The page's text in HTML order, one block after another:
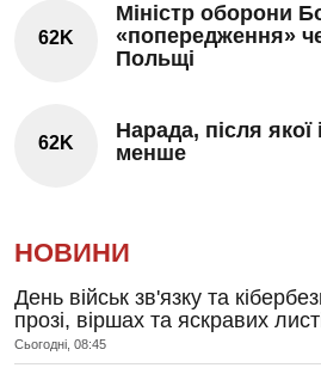
62K
Міністр оборони
«попередження»
Польщі
62K
Нарада, після якої
менше
НОВИНИ
День військ зв'язку та
прозі, віршах та яскравих
Сьогодні, 08:45